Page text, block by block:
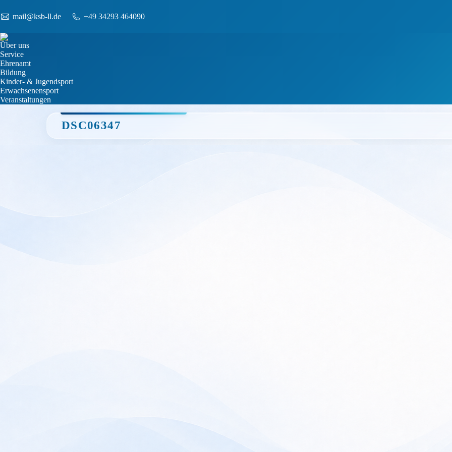
mail@ksb-ll.de +49 34293 464090
Über uns
Service
Ehrenamt
Bildung
Kinder- & Jugendsport
Erwachsenensport
Veranstaltungen
DSC06347